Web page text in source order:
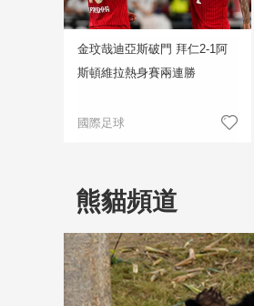
金玟哉迪亞斯破門 拜仁2-1阿
斯頓維拉熱身賽兩連勝
國際足球
熊貓頻道